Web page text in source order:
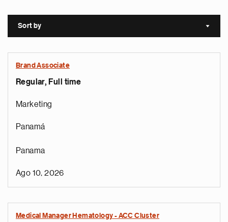
Sort by Sort
Brand Associate
Regular, Full time
Marketing
Panamá
Panama
Ago 10, 2026
Medical Manager Hematology - ACC Cluster